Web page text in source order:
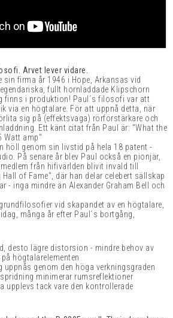
Arvet lever vidare.
sin firma år 1946 i Hope, Arkansas vid
fullt hornladdade Klipschorn
finns i produktion! Paul´s filosofi var att
via en högtalare. För att uppnå detta, när
sig på (effektsvaga) rörförstärkare och
Ett känt citat från Paul är: "What the
Watt amp"
höll genom sin livstid på hela 18 patent -
På senare år blev Paul också en pionjär,
från hifivärlden blivit invald till
Hall of Fame", där han delar celebert sällskap
- inga mindre än Alexander Graham Bell och
vid skapandet av en högtalare,
många år efter Paul´s bortgång,
desto lägre distorsion - mindre behov av
högtalarelementen
uppnås genom den höga verkningsgraden
minimerar rumsreflektioner
upplevs tack vare den kontrollerade